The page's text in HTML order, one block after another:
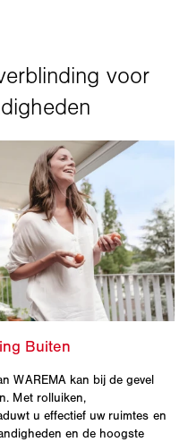
WAREMA kan bij de gevel
Met rolluiken,
u effectief uw ruimtes en
en de hoogste